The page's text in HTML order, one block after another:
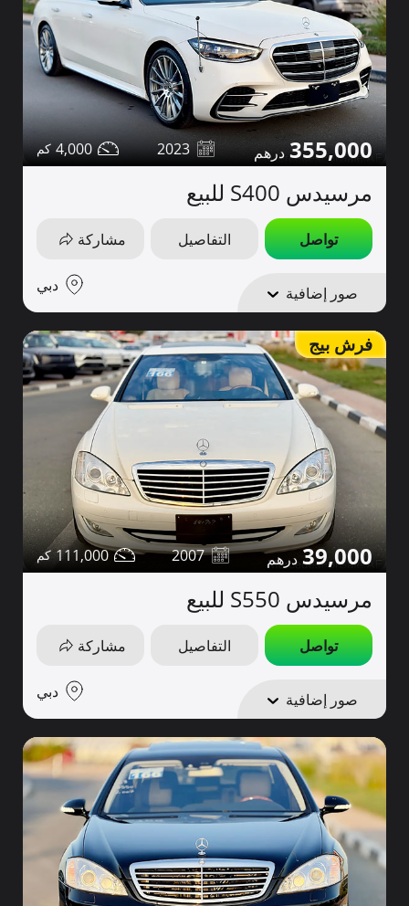
355,000
2023
4,000
مرسيدس S400 للبيع
تواصل التفاصيل مشاركة
صور إضافية دبي
فرش بيج
39,000
2007
111,000
مرسيدس S550 للبيع
تواصل التفاصيل مشاركة
صور إضافية دبي